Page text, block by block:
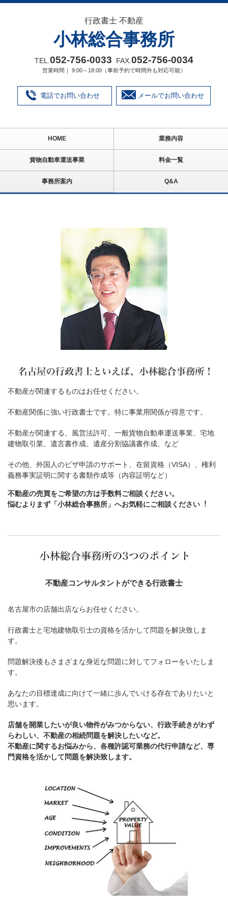
行政書士 不動産
小林総合事務所
TEL. 052‐756‐0033 FAX. 052‐756‐0034
営業時間｜ 9:00～18:00（事前予約で時間外も対応可能）
電話でお問い合わせ メールでお問い合わせ
HOME 業務内容
貨物自動車運送事業 料金一覧
事務所案内 Q&A
不動産が関連するものはお任せください。
不動産関係に強い行政書士です。特に事業用関係が得意です。
不動産が関連する、風営法許可、一般貨物自動車運送事業、宅地
建物取引業、遺言書作成、遺産分割協議書作成、など
その他、外国人のビザ申請のサポート、在留資格（VISA）、権利
義務事実証明に関する書類作成等（内容証明など）
不動産の売買をご希望の方は手数料ご相談ください。
悩むよりまず「小林総合事務所」へお気軽にご相談ください︕
不動産コンサルタントができる行政書士
名古屋市の店舗出店ならお任せください。
行政書士と宅地建物取引士の資格を活かして問題を解決致しま
す。
問題解決後もさまざまな身近な問題に対してフォローをいたしま
す。
あなたの目標達成に向けて一緒に歩んでいける存在でありたいと
思います。
店舗を開業したいが良い物件がみつからない、行政手続きがわず
らわしい、不動産の相続問題を解決したいなど。
不動産に関するお悩みから、各種許認可業務の代行申請など、専
門資格を活かして問題を解決致します。